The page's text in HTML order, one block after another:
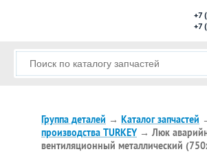
Группа деталей → Каталог запчастей
производства TURKEY→ Люк
вентиляционный металлический
+7
+7
КАТАЛОГ
МОДЕЛИ АВТОБУСОВ